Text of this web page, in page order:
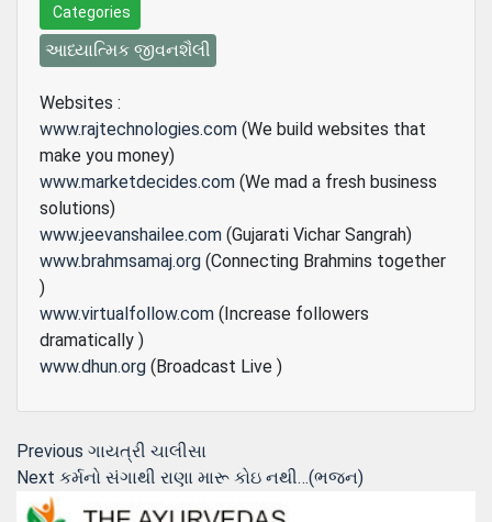
Categories
આધ્યાત્મિક જીવનશૈલી
Websites :
www.rajtechnologies.com (We build websites that
make you money)
www.marketdecides.com (We mad a fresh business
solutions)
www.jeevanshailee.com (Gujarati Vichar Sangrah)
www.brahmsamaj.org (Connecting Brahmins together
)
www.virtualfollow.com (Increase followers
dramatically )
www.dhun.org (Broadcast Live )
Post
navigation
Previous Previous
post:
ગાયત્રી ચાલીસા
Next Next
કર્મનો સંગાથી રાણા મારૂ કોઇ નથી…(ભજન)